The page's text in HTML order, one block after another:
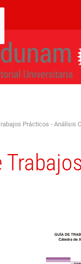
Prácticos - Análisis